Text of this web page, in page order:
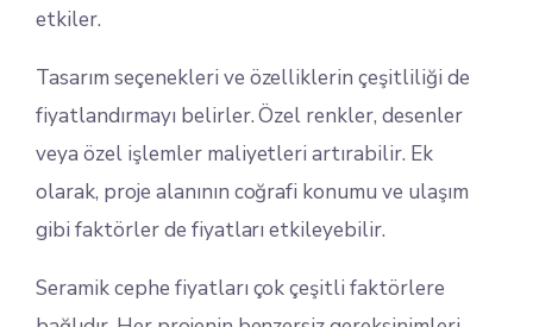
etkiler.
Tasarım seçenekleri ve özelliklerin çeşitliliği de
fiyatlandırmayı belirler. Özel renkler, desenler
veya özel işlemler maliyetleri artırabilir. Ek
olarak, proje alanının coğrafi konumu ve ulaşım
gibi faktörler de fiyatları etkileyebilir.
Seramik cephe fiyatları çok çeşitli faktörlere